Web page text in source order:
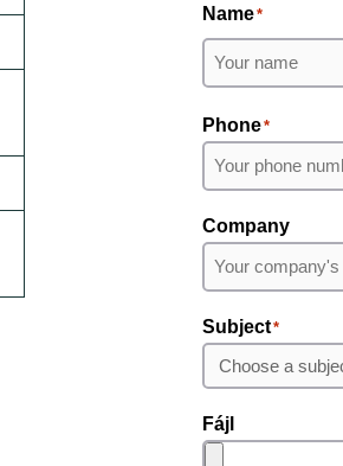
Name*
Phone*
Company
Subject*
Fájl